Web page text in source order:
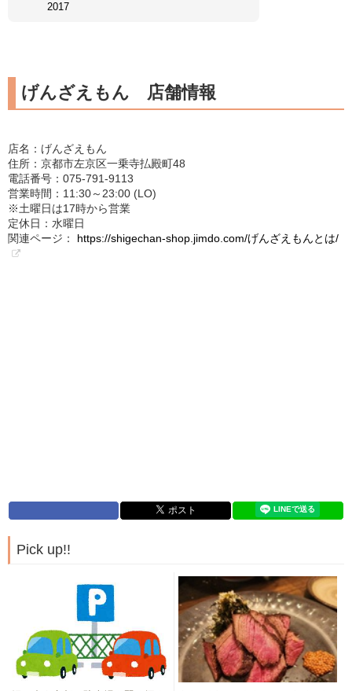
2017
げんざえもん 店舗情報
店名：げんざえもん
住所：京都市左京区一乗寺払殿町48
電話番号：075-791-9113
営業時間：11:30～23:00 (LO)
※土曜日は17時から営業
定休日：水曜日
関連ページ： https://shigechan-shop.jimdo.com/げんざえもんとは/
Pick up!!